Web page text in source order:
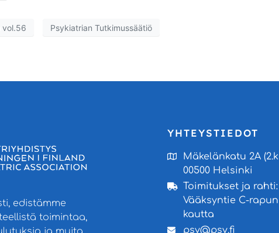
vol.56 Psykiatrian Tutkimussäätiö
edistämme
toimintaa,
YHTEYSTIEDOT
Mäkelänkatu 2A
00500 Helsinki
Toimitukset ja rahti:
Vääksyntie C-rapun
kautta
psy@psy.fi